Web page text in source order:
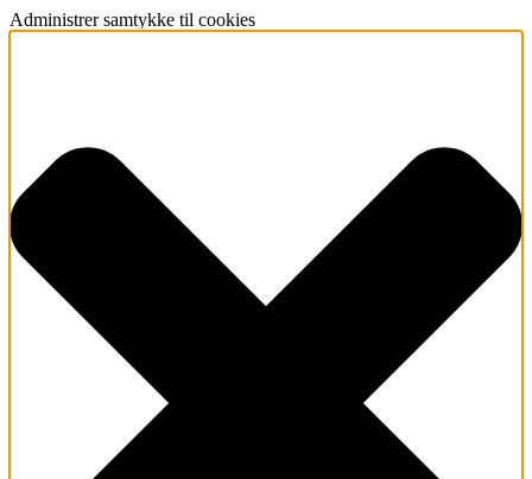
Administrer samtykke til cookies